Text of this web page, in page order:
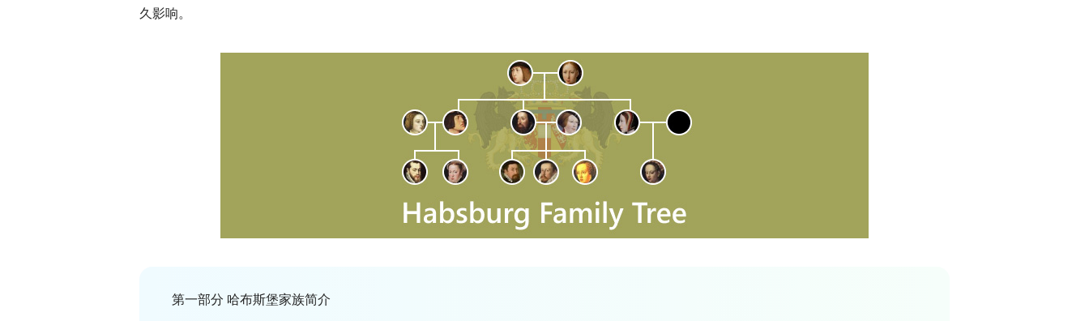
久影响。
第一部分 哈布斯堡家族简介